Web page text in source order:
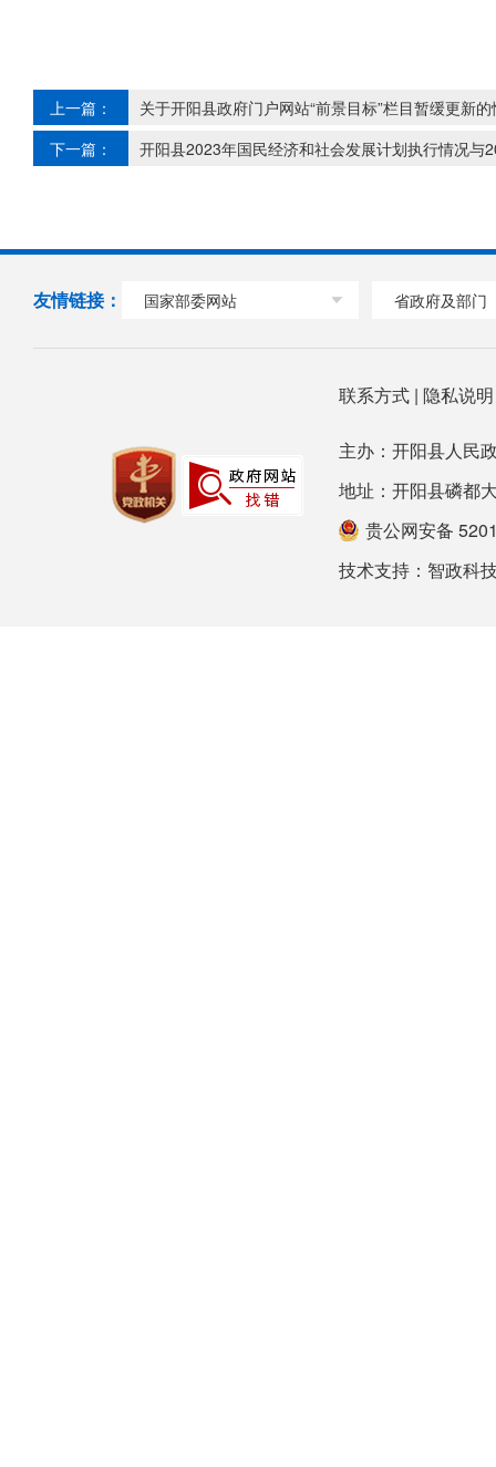
上一篇：
关于开阳县政府门户网站“前景目标”栏目暂缓更新
下一篇：
开阳县2023年国民经济和社会发展计划执行情况
友情链接： 国家部委网站 省政府及部门
联系方式| 隐私说
主办：开阳县人民
地址：开阳县磷都
贵公网安备
技术支持： 智政科